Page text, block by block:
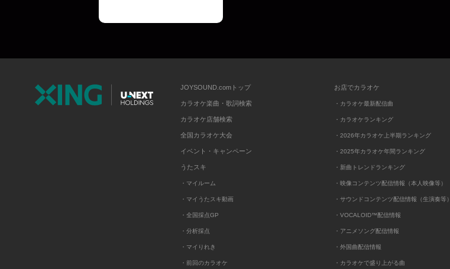
JOYSOUND.comトップ
カラオケ楽曲・歌詞検索
カラオケ店舗検索
全国カラオケ大会
イベント・キャンペーン
うたスキ
・マイルーム
・マイうたスキ動画
・全国採点GP
・分析採点
・マイりれき
・前回のカラオケ
お店でカラオケ
・カラオケ最新配信曲
・カラオケランキング
・2026年カラオケ上半期ランキング
・2025年カラオケ年間ランキング
・新曲トレンドランキング
・映像コンテンツ配信情報（本人映像等）
・サウンドコンテンツ配信情報（生演奏等）
・VOCALOID™配信情報
・アニメソング配信情報
・外国曲配信情報
・カラオケで盛り上がる曲